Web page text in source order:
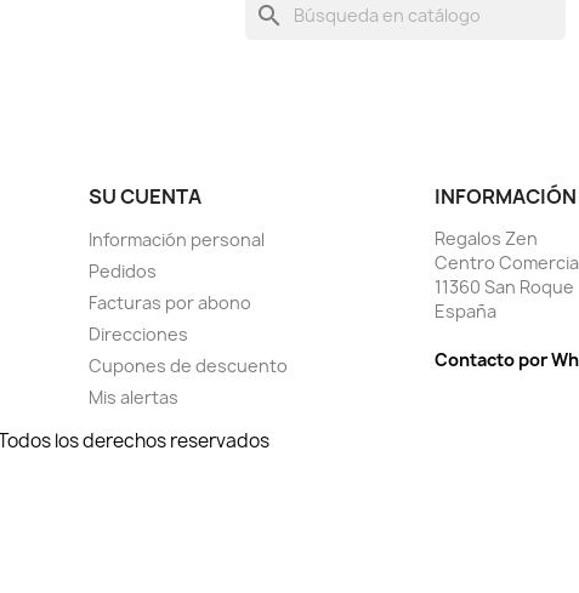
search
SU CUENTA
Información personal
Pedidos
Facturas por abono
Direcciones
Cupones de descuento
Mis alertas
Regalos Zen
Centro
11360 San Roque
España
Contacto por
los derechos reservados